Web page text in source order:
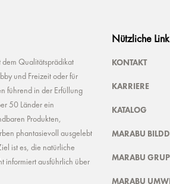
dem Qualitätsprädikat
und Freizeit oder für
führend in der Erfüllung
50 Länder ein
Produkten,
phantasievoll ausgelebt
ist es, die natürliche
informiert ausführlich über
Nützliche
KONTAKT
KARRIERE
KATALOG
MARABU
MARABU
MARABU